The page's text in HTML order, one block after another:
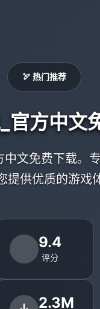
🏹 热门推荐
官方中文
中文免费下载。
提供优质的游戏
9.4
评分
2.3M